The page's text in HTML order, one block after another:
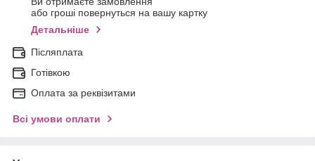
або гроші повернуться на вашу картку
Детальніше
Післяплата
Готівкою
Оплата за реквізитами
Всі умови оплати